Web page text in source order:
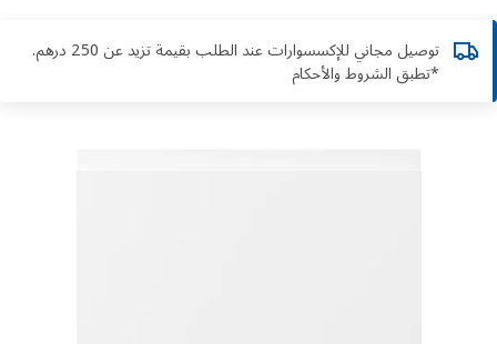
توصيل مجاني للإكسسوارات عند الطلب بقيمة تزيد عن 250 درهم.
*تطبق الشروط والأحكام